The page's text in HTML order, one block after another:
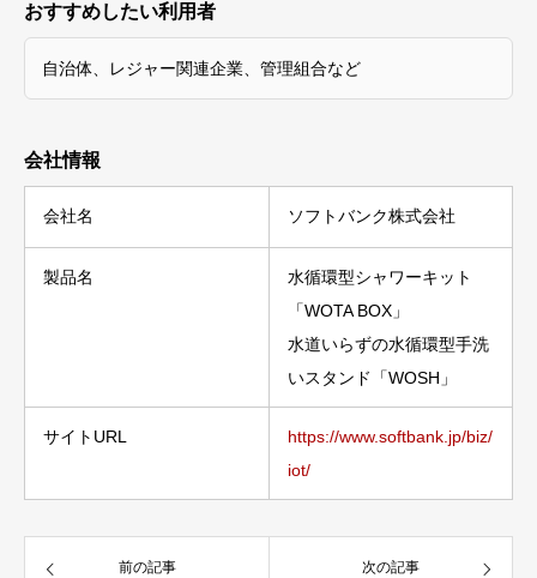
おすすめしたい利用者
自治体、レジャー関連企業、管理組合など
会社情報
会社名 ソフトバンク株式会社
製品名
水循環型シャワーキット
「WOTA BOX」
水道いらずの水循環型手洗
いスタンド「WOSH」
サイトURL
https://www.softbank.jp/biz/
iot/
前の記事 次の記事